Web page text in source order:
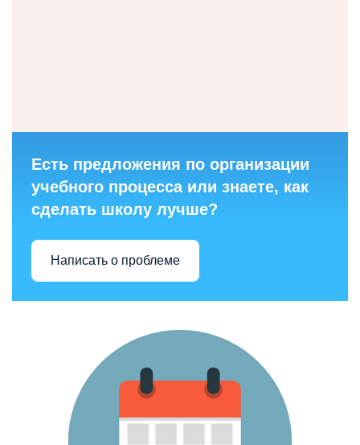
Есть предложения по организации
учебного процесса или знаете, как
сделать школу лучше?
Написать о проблеме